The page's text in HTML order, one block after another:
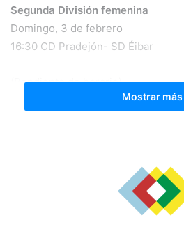
Segunda División femenina
Domingo, 3 de febrero
16:30 CD Pradejón- SD Éibar
(Pendiente de horario)
Atco. Revellín- CD Oliver “A”
16:30 CD Pradejón- UD Logroñés “B
18:00 SD Oyonesa- CD Arnedo
18:30 CD Yagüe- CD Alfaro
Mostrar más